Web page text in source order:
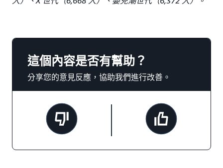
這個內容是否有幫助？
分享您的意見反應，協助我們進行改善。